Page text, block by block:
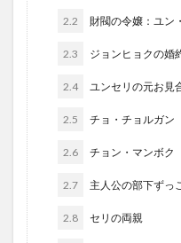
2.2 財閥の令嬢：ユン
2.3 ジョンヒョクの婚
2.4 ユンセリの元お見
2.5 チョ・チョルガン
2.6 チョン・マンボク
2.7 主人公の部下ずっ
2.8 セリの両親